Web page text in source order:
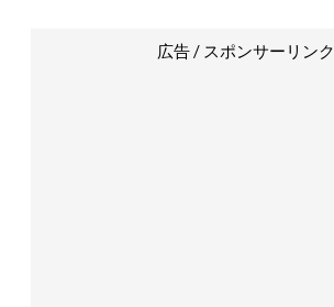
広告 / スポンサーリンク